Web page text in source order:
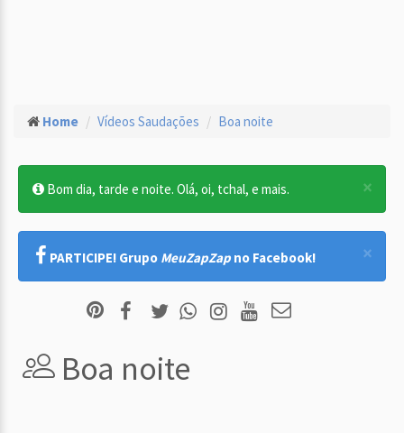
Home Vídeos Saudações Boa noite
×
Bom dia, tarde e noite. Olá, oi, tchal, e mais.
×
PARTICIPE! Grupo MeuZapZap no Facebook!
Boa noite